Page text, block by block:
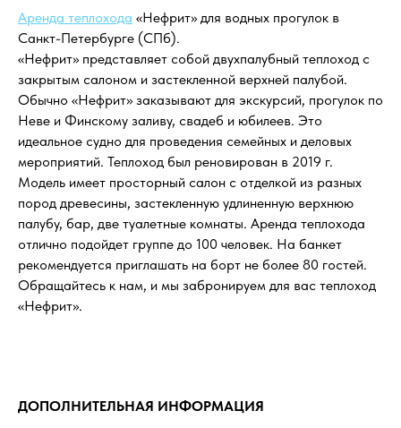
Аренда теплохода «Нефрит» для водных прогулок в
Санкт-Петербурге (СПб).
«Нефрит» представляет собой двухпалубный теплоход с
закрытым салоном и застекленной верхней палубой.
Обычно «Нефрит» заказывают для экскурсий, прогулок по
Неве и Финскому заливу, свадеб и юбилеев. Это
идеальное судно для проведения семейных и деловых
мероприятий. Теплоход был реновирован в 2019 г.
Модель имеет просторный салон с отделкой из разных
пород древесины, застекленную удлиненную верхнюю
палубу, бар, две туалетные комнаты. Аренда теплохода
отлично подойдет группе до 100 человек. На банкет
рекомендуется приглашать на борт не более 80 гостей.
Обращайтесь к нам, и мы забронируем для вас теплоход
«Нефрит».
ДОПОЛНИТЕЛЬНАЯ ИНФОРМАЦИЯ